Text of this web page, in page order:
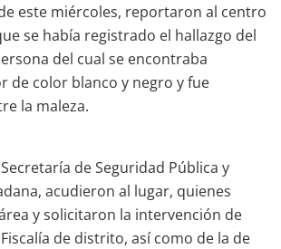
este miércoles, reportaron al centro
se había registrado el hallazgo del
del cual se encontraba
de color blanco y negro y fue
la maleza.
de Seguridad Pública y
acudieron al lugar, quienes
y solicitaron la intervención de
de distrito, así como de la de